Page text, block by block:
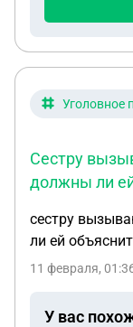
что дети
И как можно
достойных
Уголовное
Сестру
должны ли
сестру
ли ей
11 февраля,
У вас